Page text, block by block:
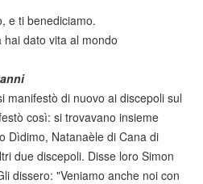
e ti benediciamo.
dato vita al mondo
manifestò di nuovo ai discepoli sul
così: si trovavano insieme
Dìdimo, Natanaèle di Cana di
due discepoli. Disse loro Simon
dissero: "Veniamo anche noi con